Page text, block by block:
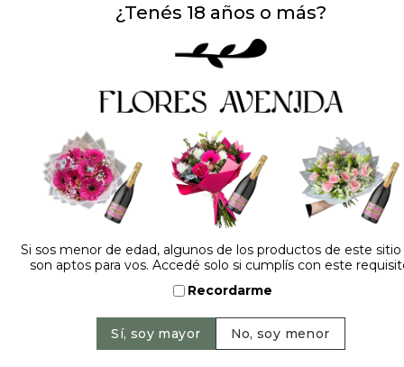
Dejá tu opinión
NOMBRE
¿Tenés 18 años o más?
Si sos menor de edad, algunos de los productos de este
son aptos para vos. Accedé solo si cumplís con este
Recordarme